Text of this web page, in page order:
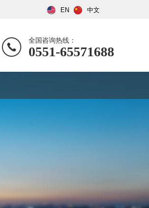
EN 中文
全国咨询热线：
0551-65571688